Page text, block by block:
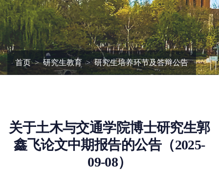
首页 研究生教育 研究生培养环节及答辩公告
关于土木与交通学院博士研究生郭
鑫飞论文中期报告的公告（2025-
09-08）